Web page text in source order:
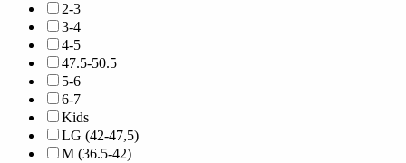
2-3
3-4
4-5
47.5-50.5
5-6
6-7
Kids
LG (42-47,5)
M (36.5-42)